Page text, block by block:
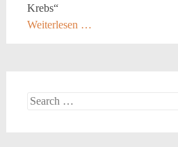
Krebs“
Weiterlesen …
Search